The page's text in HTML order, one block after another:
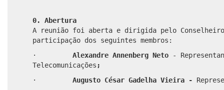
0. Abertura
A reunião foi aberta e dirigida pelo Conselheiro
participação dos seguintes membros:
·
Alexandre Annenberg Neto
-
Telecomunicações ;
·
Augusto César Gadelha Vieira -